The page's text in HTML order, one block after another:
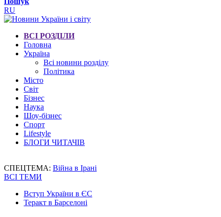
RU
ВСІ РОЗДІЛИ
Головна
Україна
Всі новини розділу
Політика
Місто
Світ
Бізнес
Наука
Шоу-бізнес
Спорт
Lifestyle
БЛОГИ ЧИТАЧІВ
СПЕЦТЕМА: Війна в Ірані
ВСІ ТЕМИ
Вступ України в ЄС
Теракт в Барселоні